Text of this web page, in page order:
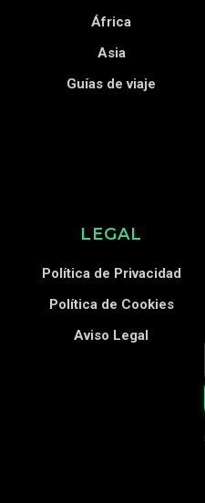
África
Asia
Guías de viaje
LEGAL
Política de Privacidad
Política de Cookies
Aviso Legal